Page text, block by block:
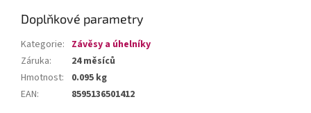
Doplňkové parametry
Kategorie: Závěsy a úhelníky
Záruka:
24 měsíců
Hmotnost:
0.095 kg
EAN: 8595136501412